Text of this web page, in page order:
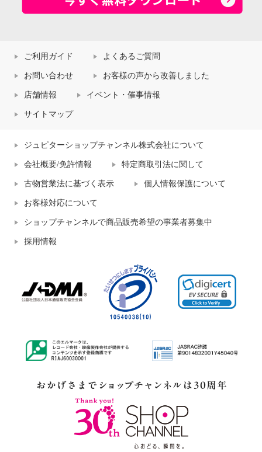
ご利用ガイド よくあるご質問
お問い合わせ お客様の声から改善しました
店舗情報 イベント・催事情報
サイトマップ
ジュピターショップチャンネル株式会社について
会社概要/免許情報 特定商取引法に関して
古物営業法に基づく表示 個人情報保護について
お客様対応について
ショップチャンネルで商品販売希望の事業者募集中
採用情報